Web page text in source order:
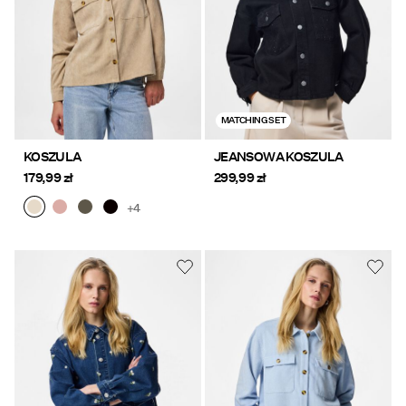
KOSZULA
179,99 zł
+4
MATCHING SET
JEANSOWA KOSZULA
299,99 zł